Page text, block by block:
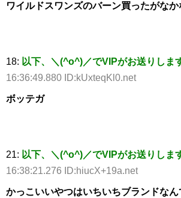
ワイルドスワンズのバーン買ったがな
18: 以下、＼(^o^)／でVIPがお送りしま
16:36:49.880 ID:kUxteqKl0.net
ボッテガ
21: 以下、＼(^o^)／でVIPがお送りしま
16:38:21.276 ID:hiucX+19a.net
かっこいいやつはいちいちブランドな